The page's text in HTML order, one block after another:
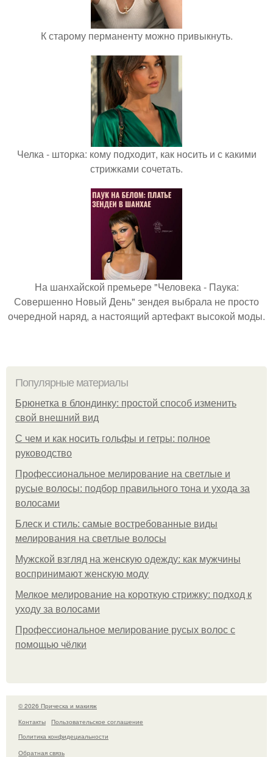
К старому перманенту можно привыкнуть.
Челка - шторка: кому подходит, как носить и с какими
стрижками сочетать.
На шанхайской премьере "Человека - Паука:
Совершенно Новый День" зендея выбрала не просто
очередной наряд, а настоящий артефакт высокой моды.
Популярные материалы
Брюнетка в блондинку: простой способ изменить
свой внешний вид
С чем и как носить гольфы и гетры: полное
руководство
Профессиональное мелирование на светлые и
русые волосы: подбор правильного тона и ухода за
волосами
Блеск и стиль: самые востребованные виды
мелирования на светлые волосы
Мужской взгляд на женскую одежду: как мужчины
воспринимают женскую моду
Мелкое мелирование на короткую стрижку: подход к
уходу за волосами
Профессиональное мелирование русых волос с
помощью чёлки
© 2026 Прическа и макияж
Контакты
Пользовательское соглашение
Политика конфидециальности
Обратная связь